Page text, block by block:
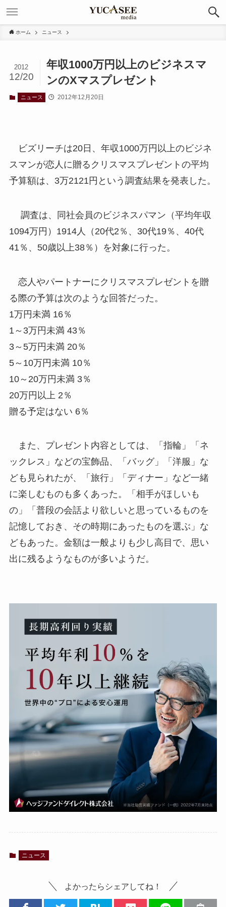
ホーム ニュース
年収1000万円以上のビジネスマ
ンのXマスプレゼント
2012
12/20
ニュース 2012年12月20日
ビズリーチは20日、年収1000万円以上のビジネ
スマンが恋人に贈るクリスマスプレゼントの平均
予算額は、3万2121円という調査結果を発表した。
調査は、同社会員のビジネスパマン（平均年収
1094万円）1914人（20代2％、30代19％、40代
41％、50歳以上38％）を対象に行った。
恋人やパートナーにクリスマスプレゼントを贈
る際の予算は次のような回答だった。
1万円未満 16％
1～3万円未満 43％
3～5万円未満 20％
5～10万円未満 10％
10～20万円未満 3％
20万円以上 2％
贈る予定はない 6％
また、プレゼント内容としては、「指輪」「ネ
ックレス」などの宝飾品、「バッグ」「洋服」な
ども見られたが、「旅行」「ディナー」など一緒
に楽しむものも多くあった。「相手がほしいも
の」「普段の会話より欲しいと思っているものを
記憶しておき、その時期にあったものを選ぶ」な
どもあった。金額は一般よりも少し高目で、思い
出に残るようなものが多いようだ。
ニュース
よかったらシェアしてね！